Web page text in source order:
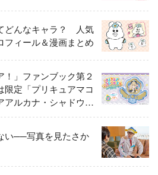
どんなキャラ？ 人気
フィール＆漫画まとめ
！」ファンブック第２
定「プリキュアマコ
ルカナ・シャドウ
エクレールを大特
い──写真を見たさか